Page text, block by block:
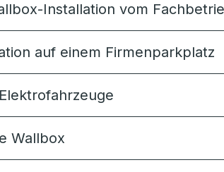
Installation vom
auf einem Firmenparkplatz
Wallbox